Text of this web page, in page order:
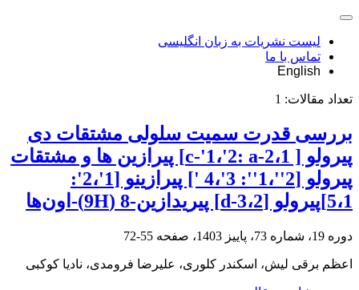
لیست نشریات به زبان انگلیسی
تماس با ما
English
تعداد مقالات: 1
بررسی قدرت سمیت سلولی مشتقات دی
پیرولو [ c-'1،'2: a-2،1] پیرازین ها و مشتقات
پیرولو [2''،1'': 3'،4 '] پیرازینو [1'،2':
5،1]پیرولو [3،2-d] پیریدازین-8 (9H)-اون‌ها
دوره 19، شماره 73، پاییز 1403، صفحه 55-72
اعظم برقی لیش، اسکندر کلوری، علیرضا فرومدی، نادیا کوکبی